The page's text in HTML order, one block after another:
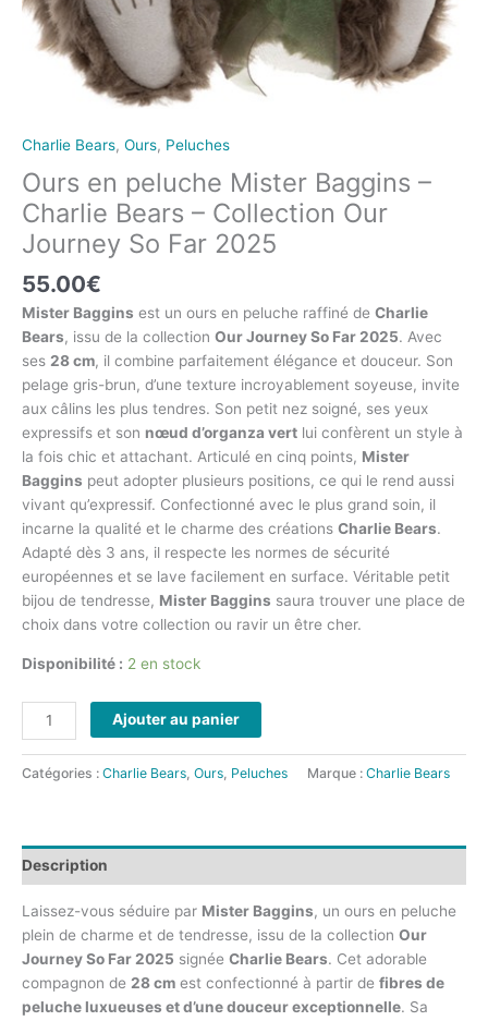
Charlie Bears, Ours, Peluches
Ours en peluche Mister Baggins –
Charlie Bears – Collection Our
Journey So Far 2025
55.00€
Mister Baggins est un ours en peluche raffiné de Charlie
Bears, issu de la collection Our Journey So Far 2025. Avec
ses 28 cm, il combine parfaitement élégance et douceur. Son
pelage gris-brun, d’une texture incroyablement soyeuse, invite
aux câlins les plus tendres. Son petit nez soigné, ses yeux
expressifs et son nœud d’organza vert lui confèrent un style à
la fois chic et attachant. Articulé en cinq points, Mister
Baggins peut adopter plusieurs positions, ce qui le rend aussi
vivant qu’expressif. Confectionné avec le plus grand soin, il
incarne la qualité et le charme des créations Charlie Bears.
Adapté dès 3 ans, il respecte les normes de sécurité
européennes et se lave facilement en surface. Véritable petit
bijou de tendresse, Mister Baggins saura trouver une place de
choix dans votre collection ou ravir un être cher.
Disponibilité : 2 en stock
Ajouter au panier
Catégories : Charlie Bears, Ours, Peluches Marque : Charlie Bears
Description
Laissez-vous séduire par Mister Baggins, un ours en peluche
plein de charme et de tendresse, issu de la collection Our
Journey So Far 2025 signée Charlie Bears. Cet adorable
compagnon de 28 cm est confectionné à partir de fibres de
peluche luxueuses et d’une douceur exceptionnelle. Sa